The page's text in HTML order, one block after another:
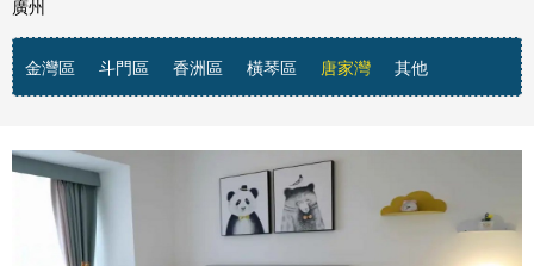
金灣區 斗門區 香洲區 橫琴區 唐家灣 其他
廣州